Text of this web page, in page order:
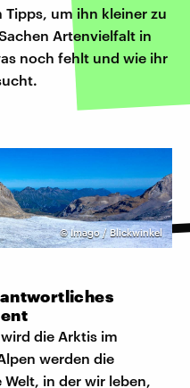
um ihn kleiner zu
Artenvielfalt in
noch fehlt und wie ihr
©Imago / Blickwinkel
die Arktis im
werden die
in der wir leben,